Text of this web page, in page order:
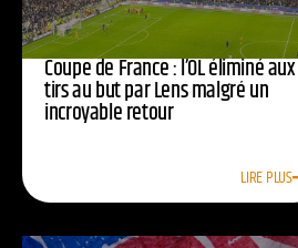
Coupe de France : l’OL éliminé aux
tirs au but par Lens malgré un
incroyable retour
LIRE PLUS